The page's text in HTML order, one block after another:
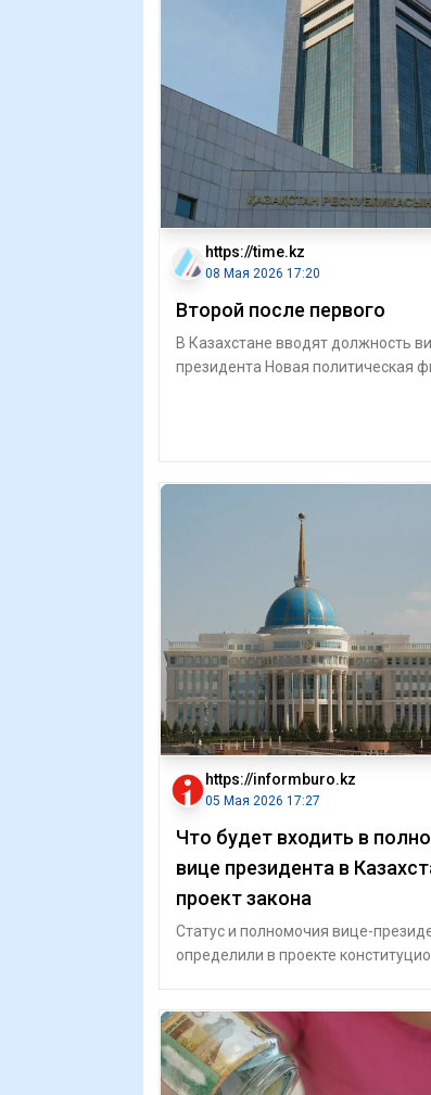
https://time.kz
08 Мая 2026 17:20
Второй после первого
В Казахстане вводят должность
президента Новая политическая
https://informburo.kz
05 Мая 2026 17:27
Что будет входить в
вице президента в
проект закона
Статус и полномочия вице-
определили в проекте